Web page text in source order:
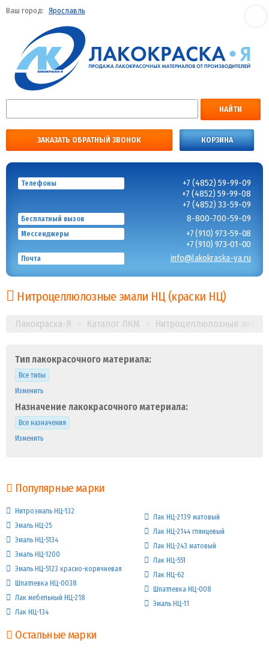
Ваш город: Ярославль
НАЙТИ
ЗАКАЗАТЬ ОБРАТНЫЙ ЗВОНОК КОРЗИНА
Телефоны
+7 (4852) 59-99-09
+7 (4852) 59-99-08
+7 (4852) 33-59-09
Бесплатный вызов 8-800-700-59-09
Мессенджеры
+7 (910) 973-59-08
+7 (910) 973-01-00
Почта info@lakokraska-ya.ru
Нитроцеллюлозные эмали НЦ (краски НЦ)
Лакокраска-Я Каталог ЛКМ Нитроцеллюлозные эмали
Тип лакокрасочного материала:
Все типы
Изменить
Назначение лакокрасочного материала:
Все назначения
Изменить
Популярные марки
Нитроэмаль НЦ-132
Эмаль НЦ-25
Эмаль НЦ-5134
Эмаль НЦ-1200
Эмаль НЦ-5123 красно-коричневая
Шпатлевка НЦ-0038
Лак мебельный НЦ-218
Лак НЦ-134
Лак НЦ-2139 матовый
Лак НЦ-2144 глянцевый
Лак НЦ-243 матовый
Лак НЦ-551
Лак НЦ-62
Шпатлевка НЦ-008
Эмаль НЦ-11
Остальные марки